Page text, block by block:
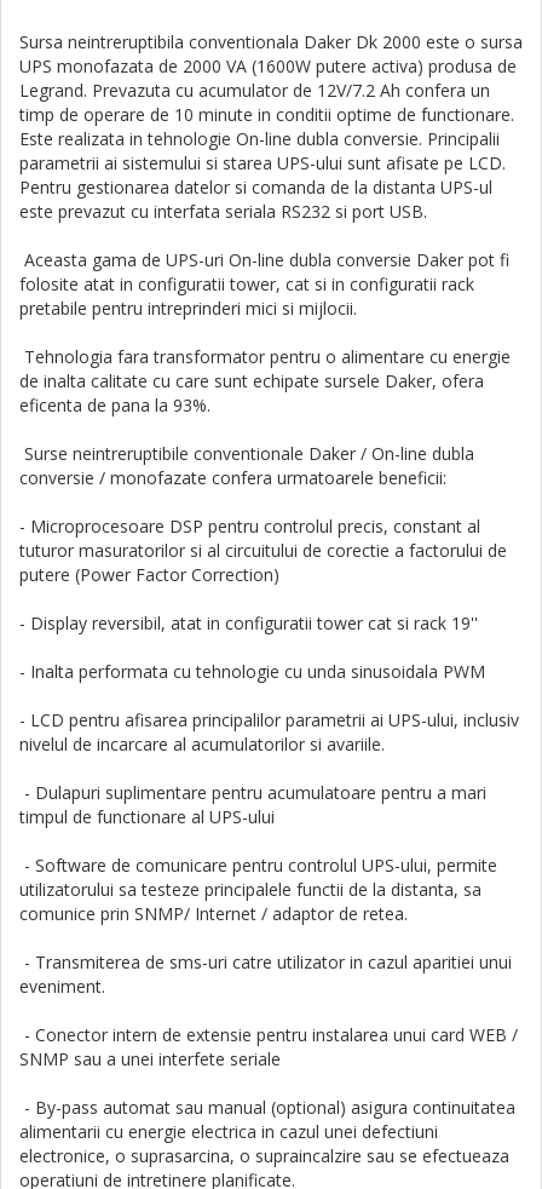
Sursa neintreruptibila conventionala Daker Dk 2000 este o sursa
UPS monofazata de 2000 VA (1600W putere activa) produsa de
Legrand. Prevazuta cu acumulator de 12V/7.2 Ah confera un
timp de operare de 10 minute in conditii optime de functionare.
Este realizata in tehnologie On-line dubla conversie. Principalii
parametrii ai sistemului si starea UPS-ului sunt afisate pe LCD.
Pentru gestionarea datelor si comanda de la distanta UPS-ul
este prevazut cu interfata seriala RS232 si port USB.
Aceasta gama de UPS-uri On-line dubla conversie Daker pot fi
folosite atat in configuratii tower, cat si in configuratii rack
pretabile pentru intreprinderi mici si mijlocii.
Tehnologia fara transformator pentru o alimentare cu energie
de inalta calitate cu care sunt echipate sursele Daker, ofera
eficenta de pana la 93%.
Surse neintreruptibile conventionale Daker / On-line dubla
conversie / monofazate confera urmatoarele beneficii:
- Microprocesoare DSP pentru controlul precis, constant al
tuturor masuratorilor si al circuitului de corectie a factorului de
putere (Power Factor Correction)
- Display reversibil, atat in configuratii tower cat si rack 19''
- Inalta performata cu tehnologie cu unda sinusoidala PWM
- LCD pentru afisarea principalilor parametrii ai UPS-ului, inclusiv
nivelul de incarcare al acumulatorilor si avariile.
- Dulapuri suplimentare pentru acumulatoare pentru a mari
timpul de functionare al UPS-ului
- Software de comunicare pentru controlul UPS-ului, permite
utilizatorului sa testeze principalele functii de la distanta, sa
comunice prin SNMP/ Internet / adaptor de retea.
- Transmiterea de sms-uri catre utilizator in cazul aparitiei unui
eveniment.
- Conector intern de extensie pentru instalarea unui card WEB /
SNMP sau a unei interfete seriale
- By-pass automat sau manual (optional) asigura continuitatea
alimentarii cu energie electrica in cazul unei defectiuni
electronice, o suprasarcina, o supraincalzire sau se efectueaza
operatiuni de intretinere planificate.